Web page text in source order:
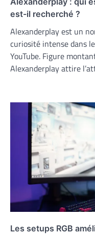
est-il recherché ?
Alexanderplay est un
curiosité intense dans
YouTube. Figure
Alexanderplay attire
Les setups RGB